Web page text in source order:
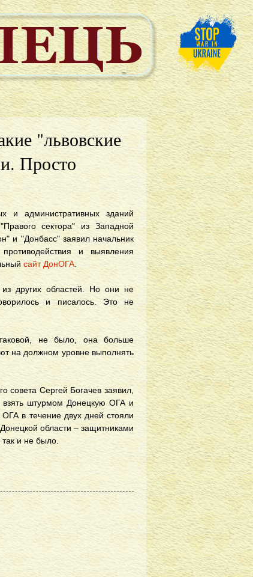
"львовские
Просто
и административных зданий
сектора" из Западной
и "Донбасс" заявил начальник
и выявления
сайт ДонОГА.
других областей. Но они не
и писалось. Это не
не было, она больше
на должном уровне выполнять
совета Сергей Богачев заявил,
взять штурмом Донецкую ОГА и
в течение двух дней стояли
области – защитниками
и не было.